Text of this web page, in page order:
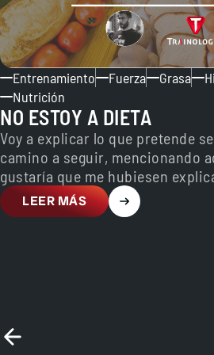
Entrenamiento Fuerza Grasa
Nutrición
NO ESTOY A DIETA
Voy a explicar lo que pretende
camino a seguir, mencionando
gustaría que me hubiesen
comencé…
LEER MÁS